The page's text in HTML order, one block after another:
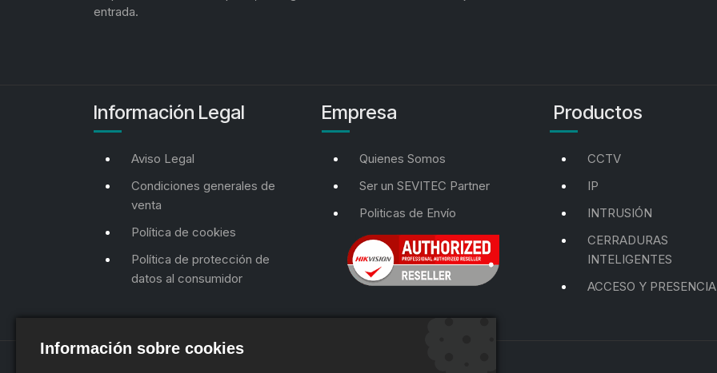
entrada.
Información Legal
Aviso Legal
Condiciones generales de
venta
Política de cookies
Política de protección de
datos al consumidor
Empresa
Quienes Somos
Ser un SEVITEC Partner
Politicas de Envío
Productos
CCTV
IP
INTRUSIÓN
CERRADURAS
INTELIGENTES
ACCESO Y PRESENCIA
Información sobre cookies